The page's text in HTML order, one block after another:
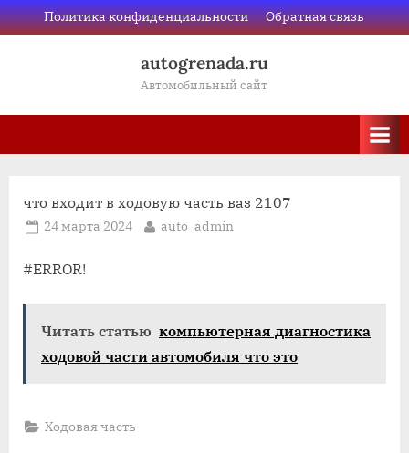
Skip
to
Политика конфиденциальности Обратная связь
autogrenada.ru
Автомобильный сайт
что входит в ходовую часть ваз 2107
Posted
24 марта 2024 By
auto_admin
#ERROR!
Читать статью компьютерная диагностика
ходовой части автомобиля что это
Ходовая часть